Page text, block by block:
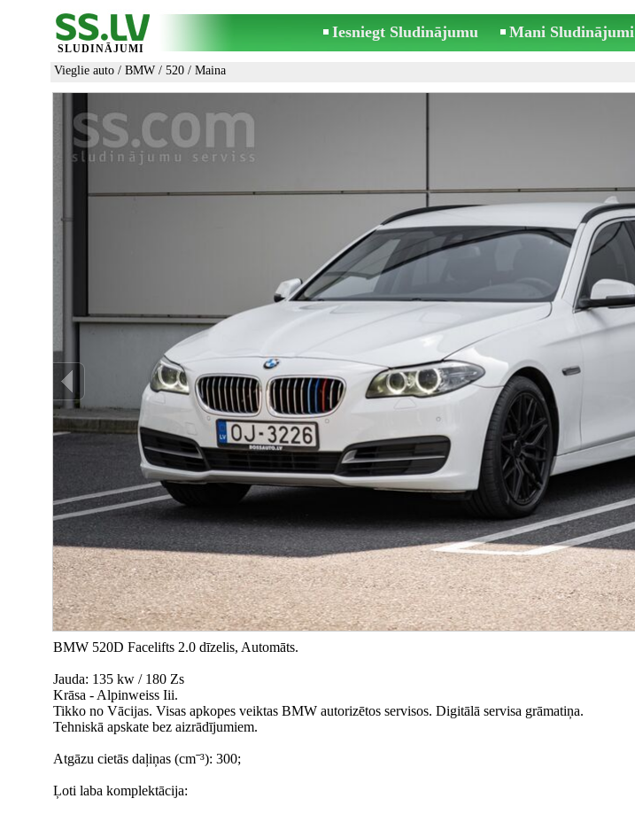
SLUDINĀJUMI
Iesniegt Sludinājumu Mani Sludinājumi
Vieglie auto / BMW / 520 / Maina
BMW 520D Facelifts 2.0 dīzelis, Automāts.
Jauda: 135 kw / 180 Zs
Krāsa - Alpinweiss Iii.
Tikko no Vācijas. Visas apkopes veiktas BMW autorizētos servisos. Digitālā servisa grāmatiņa.
Tehniskā apskate bez aizrādījumiem.
Atgāzu cietās daļiņas (cmˉ³): 300;
Ļoti laba komplektācija: